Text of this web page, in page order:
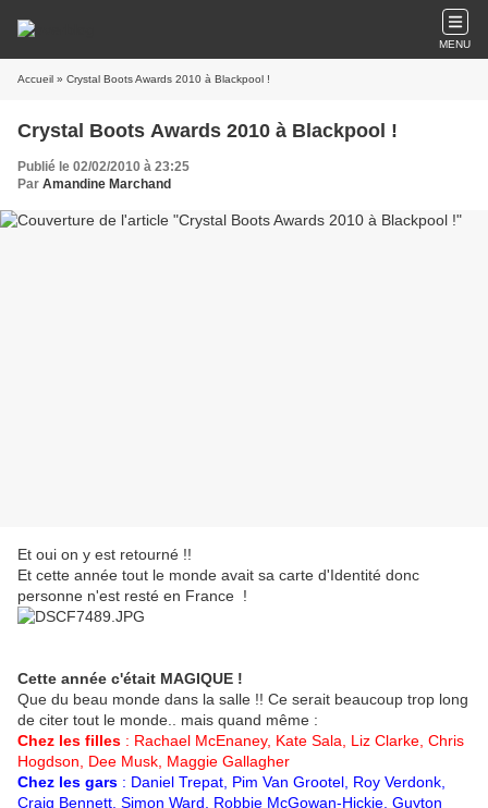
MENU
Accueil » Crystal Boots Awards 2010 à Blackpool !
Crystal Boots Awards 2010 à Blackpool !
Publié le 02/02/2010 à 23:25
Par Amandine Marchand
Et oui on y est retourné !!
Et cette année tout le monde avait sa carte d'Identité donc
personne n'est resté en France !
Cette année c'était MAGIQUE !
Que du beau monde dans la salle !! Ce serait beaucoup trop long
de citer tout le monde.. mais quand même :
Chez les filles : Rachael McEnaney, Kate Sala, Liz Clarke, Chris
Hogdson, Dee Musk, Maggie Gallagher
Chez les gars : Daniel Trepat, Pim Van Grootel, Roy Verdonk,
Craig Bennett, Simon Ward, Robbie McGowan-Hickie, Guyton